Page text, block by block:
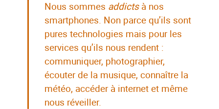
Nous sommes addictsà nos
smartphones. Non parce qu’ils sont
pures technologies mais pour les
services qu’ils nous rendent :
communiquer, photographier,
écouter de la musique, connaître la
météo, accéder à internet et même
nous réveiller.